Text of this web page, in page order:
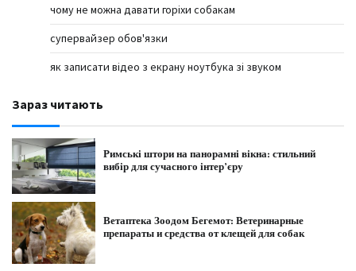
чому не можна давати горіхи собакам
супервайзер обов'язки
як записати відео з екрану ноутбука зі звуком
Зараз читають
Римські штори на панорамні вікна: стильний
вибір для сучасного інтер’єру
Ветаптека Зоодом Бегемот: Ветеринарные
препараты и средства от клещей для собак